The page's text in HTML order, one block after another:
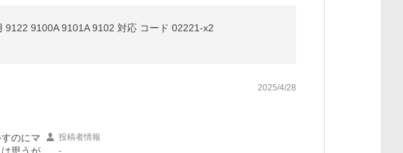
9100A 9101A 9102 対応 コード 02221-x2
2025/4/28
のにマ
投稿者情報
-